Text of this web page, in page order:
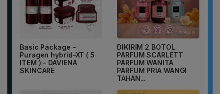
Basic Package -
Puragen hybrid-XT ( 5
ITEM ) - DAVIENA
SKINCARE
DIKIRIM 2 BOTOL
PARFUM SCARLETT
PARFUM WANITA
PARFUM PRIA WANGI
TAHAN...